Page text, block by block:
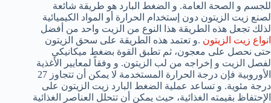
للجسم و الصحة العامة. و الضغط البارد هو طريقة شائعة
لصنع زيت الزيتون دون إستخدام الحرارة أو المواد الكيميائية
لذلك تجعل هذه الطريقة هذا النوع من الزيت واحد من أفضل
انواع زيت الزيتون .و تعتمد هذه الطريقة على سحق الزيتون
حتى نحصل على معجون، ثم تطبق القوة بضغط ميكانيكي
لفصل الزيت و إخراجه من لب الزيتون. و وفقاً لمعايير الأغذية
الأوروبية فإن درجة الحرارة المستخدمة لا يمكن أن تتجاوز 27
درجة مئوية. و تساعد عملية الضغط البارد زيت الزيتون على
الإحتفاظ بقيمته الغذائية، حيث يمكن أن تتحلل العناصر الغذائية